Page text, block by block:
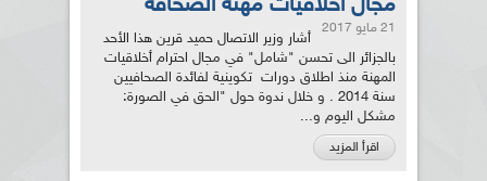
مجال أخلاقيات مهنة الصحافة
21 مايو 2017
أشار وزير الاتصال حميد قرين هذا الأحد
بالجزائر الى تحسن "شامل" في مجال احترام أخلاقيات
المهنة منذ اطلاق دورات تكوينية لفائدة الصحافيين
سنة 2014 . و خلال ندوة حول "الحق في الصورة:
مشكل اليوم و...
اقرأ المزيد